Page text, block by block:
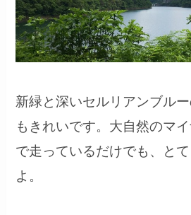
新緑と深いセルリアンブル
もきれいです。大自然のマ
で走っているだけでも、と
よ。